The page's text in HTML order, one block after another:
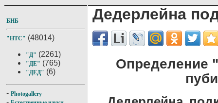
БНБ
"НТС" (48014)
"Д" (2261)
"ДЕ" (765)
"ДЕД" (6)
- Photogallery
Дедерлейна
Определение